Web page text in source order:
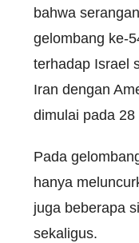
bahwa
gelombang ke-
terhadap Israel
Iran dengan
dimulai pada 28
Pada
hanya
juga beberapa
sekaligus.